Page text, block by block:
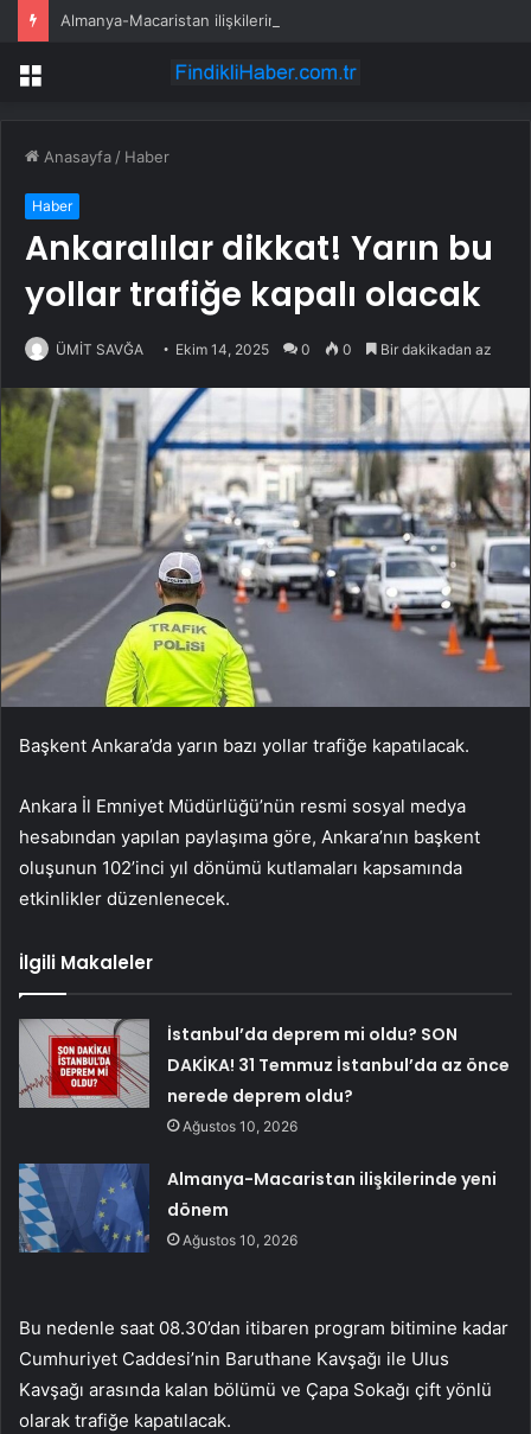
Almanya-Macaristan ilişkilerinde yeni dönem
Menü
Anasayfa / Haber
Haber
Ankaralılar dikkat! Yarın bu
yollar trafiğe kapalı olacak
ÜMİT SAVĞA Ekim 14, 2025 0 0 Bir dakikadan az
Başkent Ankara’da yarın bazı yollar trafiğe kapatılacak.
Ankara İl Emniyet Müdürlüğü’nün resmi sosyal medya
hesabından yapılan paylaşıma göre, Ankara’nın başkent
oluşunun 102’inci yıl dönümü kutlamaları kapsamında
etkinlikler düzenlenecek.
İlgili Makaleler
İstanbul’da deprem mi oldu? SON
DAKİKA! 31 Temmuz İstanbul’da az önce
nerede deprem oldu?
Ağustos 10, 2026
Almanya-Macaristan ilişkilerinde yeni
dönem
Ağustos 10, 2026
Bu nedenle saat 08.30’dan itibaren program bitimine kadar
Cumhuriyet Caddesi’nin Baruthane Kavşağı ile Ulus
Kavşağı arasında kalan bölümü ve Çapa Sokağı çift yönlü
olarak trafiğe kapatılacak.